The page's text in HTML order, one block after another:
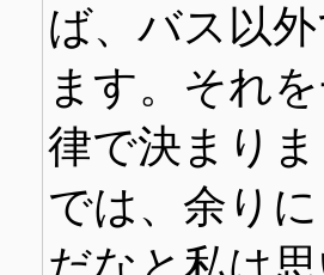
ば、バス以
ます。それ
律で決まり
では、余り